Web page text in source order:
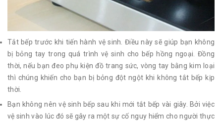
Tắt bếp trước khi tiến hành vệ sinh. Điều này sẽ giúp bạn không
bị bỏng tay trong quá trình vệ sinh cho bếp hồng ngoại. Đồng
thời, nếu bạn đeo phụ kiện đồ trang sức, vòng tay bằng kim loại
thì chúng khiến cho bạn bị bỏng đột ngột khi không tắt bếp kịp
thời.
Bạn không nên vệ sinh bếp sau khi mới tắt bếp vài giây. Bởi việc
vệ sinh vào lúc đó sẽ gây ra một sự cố nguy hiểm cho người thực